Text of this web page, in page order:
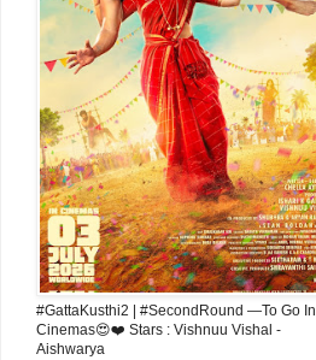
#GattaKusthi2 | #SecondRound —To Go In
Cinemas😍❤️ Stars : Vishnuu Vishal -
Aishwarya